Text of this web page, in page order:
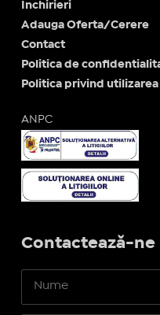
Inchirieri
Adauga Oferta/Cerere
Contact
Politica de
Politica privind
ANPC
Contactează-ne